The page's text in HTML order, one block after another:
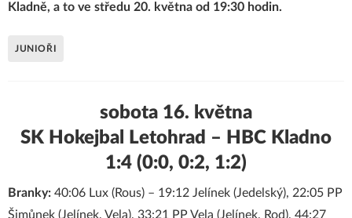
Kladně, a to ve středu 20. května od 19:30 hodin.
JUNIOŘI
sobota 16. května
SK Hokejbal Letohrad – HBC Kladno
1:4 (0:0, 0:2, 1:2)
Branky: 40:06 Lux (Rous) – 19:12 Jelínek (Jedelský), 22:05 PP
Šimůnek (Jelínek, Vela), 33:21 PP Vela (Jelínek, Rod), 44:27